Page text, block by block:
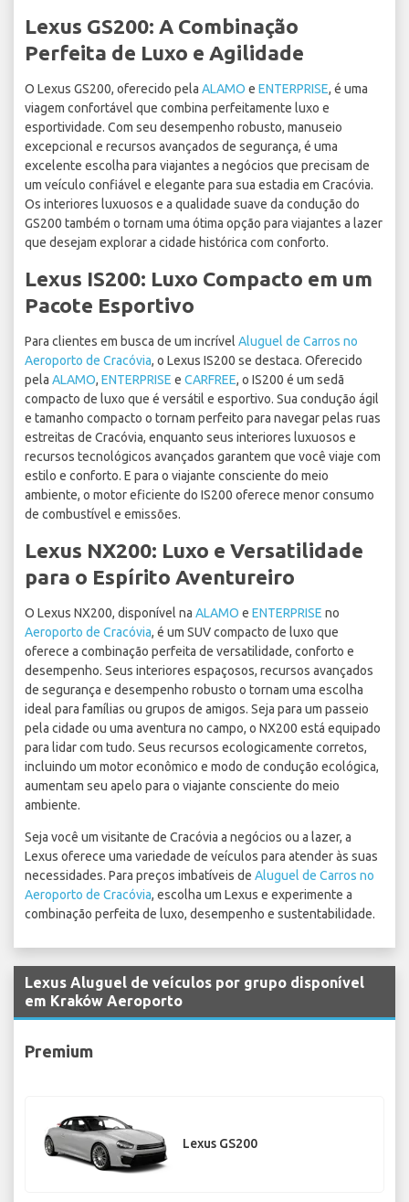
Lexus GS200: A Combinação
Perfeita de Luxo e Agilidade
O Lexus GS200, oferecido pela ALAMO e ENTERPRISE, é uma
viagem confortável que combina perfeitamente luxo e
esportividade. Com seu desempenho robusto, manuseio
excepcional e recursos avançados de segurança, é uma
excelente escolha para viajantes a negócios que precisam de
um veículo confiável e elegante para sua estadia em Cracóvia.
Os interiores luxuosos e a qualidade suave da condução do
GS200 também o tornam uma ótima opção para viajantes a lazer
que desejam explorar a cidade histórica com conforto.
Lexus IS200: Luxo Compacto em um
Pacote Esportivo
Para clientes em busca de um incrível Aluguel de Carros no
Aeroporto de Cracóvia, o Lexus IS200 se destaca. Oferecido
pela ALAMO, ENTERPRISE e CARFREE, o IS200 é um sedã
compacto de luxo que é versátil e esportivo. Sua condução ágil
e tamanho compacto o tornam perfeito para navegar pelas ruas
estreitas de Cracóvia, enquanto seus interiores luxuosos e
recursos tecnológicos avançados garantem que você viaje com
estilo e conforto. E para o viajante consciente do meio
ambiente, o motor eficiente do IS200 oferece menor consumo
de combustível e emissões.
Lexus NX200: Luxo e Versatilidade
para o Espírito Aventureiro
O Lexus NX200, disponível na ALAMO e ENTERPRISE no
Aeroporto de Cracóvia, é um SUV compacto de luxo que
oferece a combinação perfeita de versatilidade, conforto e
desempenho. Seus interiores espaçosos, recursos avançados
de segurança e desempenho robusto o tornam uma escolha
ideal para famílias ou grupos de amigos. Seja para um passeio
pela cidade ou uma aventura no campo, o NX200 está equipado
para lidar com tudo. Seus recursos ecologicamente corretos,
incluindo um motor econômico e modo de condução ecológica,
aumentam seu apelo para o viajante consciente do meio
ambiente.
Seja você um visitante de Cracóvia a negócios ou a lazer, a
Lexus oferece uma variedade de veículos para atender às suas
necessidades. Para preços imbatíveis de Aluguel de Carros no
Aeroporto de Cracóvia, escolha um Lexus e experimente a
combinação perfeita de luxo, desempenho e sustentabilidade.
Lexus Aluguel de veículos por grupo disponível
em Kraków Aeroporto
Premium
Lexus GS200